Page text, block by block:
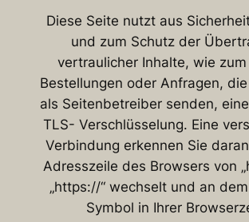
Diese Seite nutzt aus
und zum Schutz der
vertraulicher Inhalte, wie zum
Bestellungen oder Anfragen,
als Seitenbetreiber senden,
TLS- Verschlüsselung. Eine
Verbindung erkennen Sie
Adresszeile des Browsers von
„https://“ wechselt und an
Symbol in Ihrer